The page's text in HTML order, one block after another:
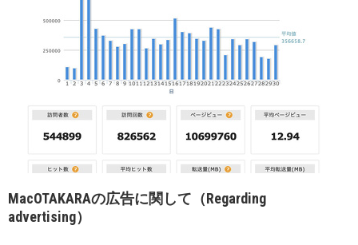
MacOTAKARAの広告に関して（Regarding
advertising）